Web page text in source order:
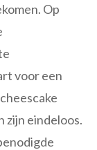
Op
voor een
zijn eindeloos.